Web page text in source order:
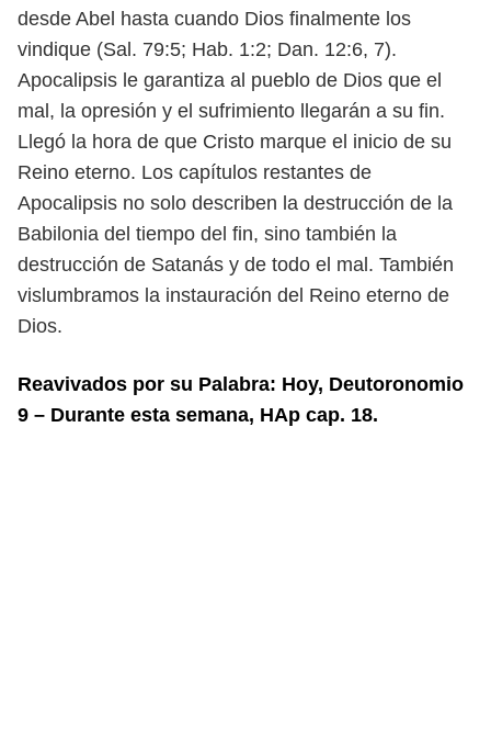
desde Abel hasta cuando Dios finalmente los
vindique (Sal. 79:5; Hab. 1:2; Dan. 12:6, 7).
Apocalipsis le garantiza al pueblo de Dios que el
mal, la opresión y el sufrimiento llegarán a su fin.
Llegó la hora de que Cristo marque el inicio de su
Reino eterno. Los capítulos restantes de
Apocalipsis no solo describen la destrucción de la
Babilonia del tiempo del fin, sino también la
destrucción de Satanás y de todo el mal. También
vislumbramos la instauración del Reino eterno de
Dios.
Reavivados por su Palabra: Hoy, Deutoronomio
9 – Durante esta semana, HAp cap. 18.